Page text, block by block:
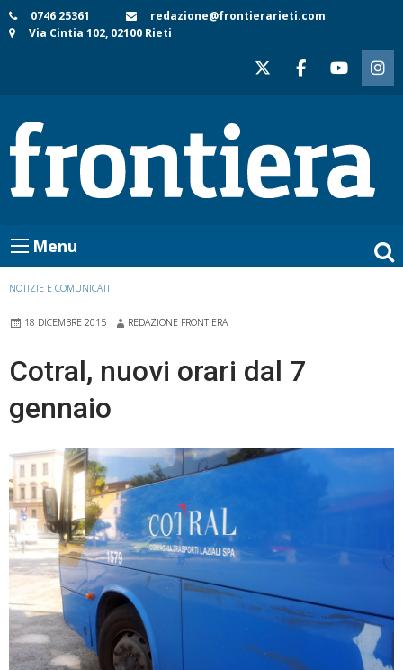
Skip
to
0746 25361
redazione@frontierarieti.com
Via Cintia 102, 02100 Rieti
Menu
NOTIZIE E COMUNICATI
18 DICEMBRE 2015 REDAZIONE FRONTIERA
Cotral, nuovi orari dal 7
gennaio